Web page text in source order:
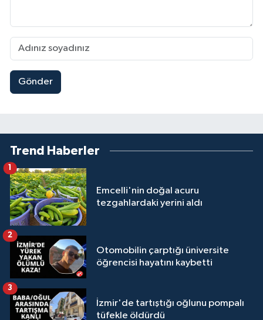
Gönder
Trend Haberler
Emcelli'nin doğal acuru
tezgahlardaki yerini aldı
1
Otomobilin çarptığı üniversite
öğrencisi hayatını kaybetti
2
İzmir'de tartıştığı oğlunu pompalı
tüfekle öldürdü
3